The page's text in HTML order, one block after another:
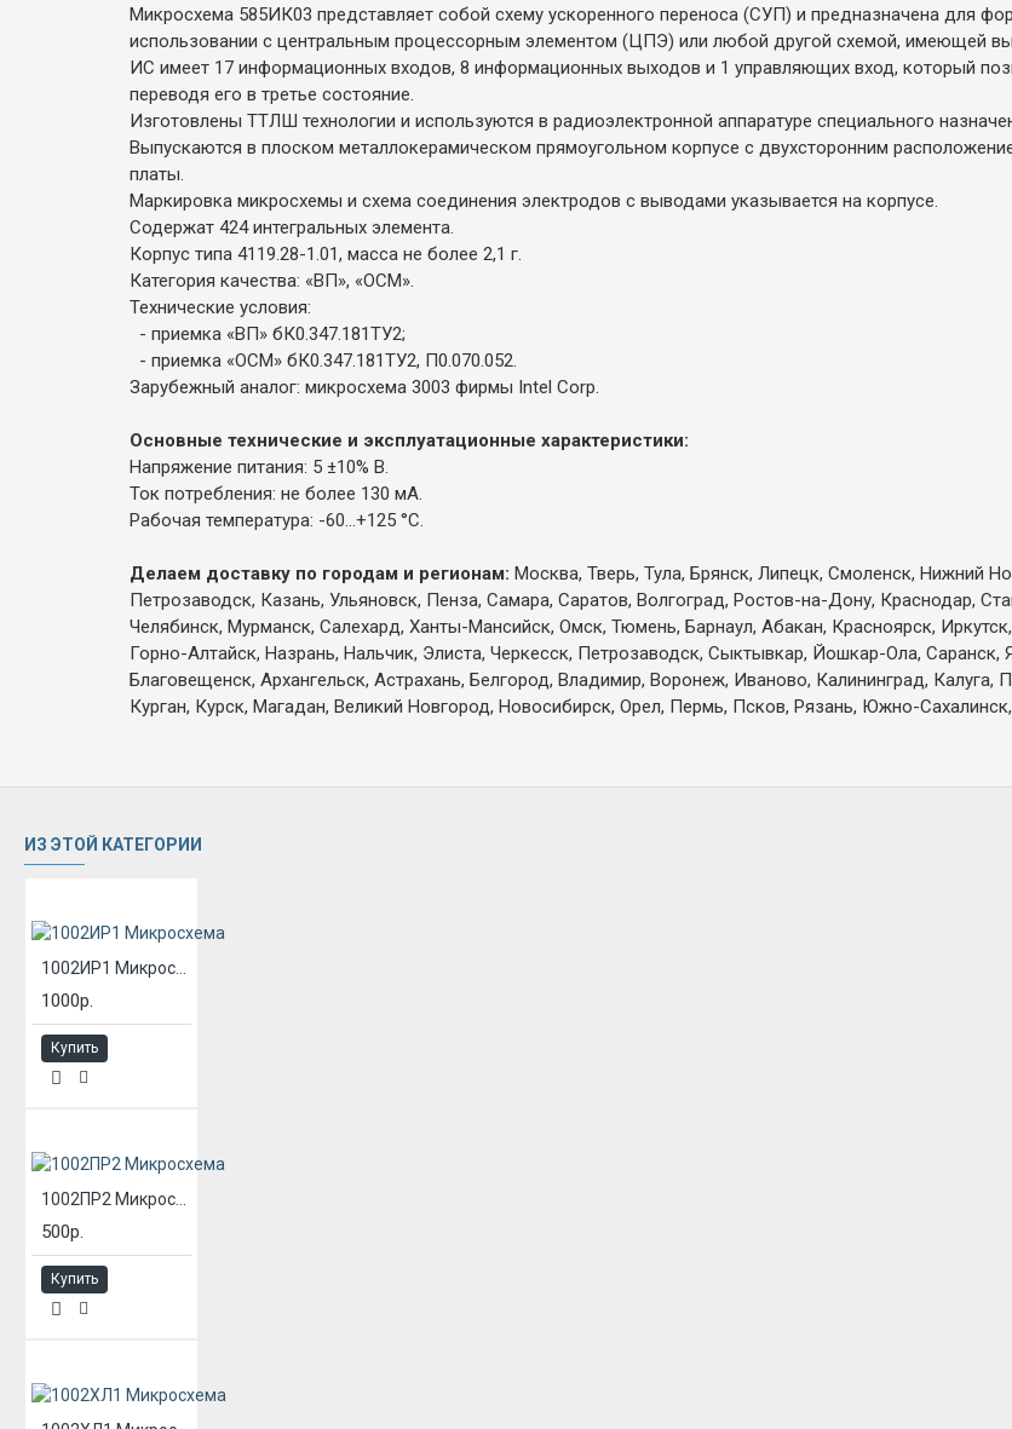
Микросхема 585ИК03 представляет собой схему ускоренного переноса (СУП) и предназначена для
использовании с центральным процессорным элементом (ЦПЭ) или любой другой схемой, имеющей
ИС имеет 17 информационных входов, 8 информационных выходов и 1 управляющих вход, который
переводя его в третье состояние.
Изготовлены ТТЛШ технологии и используются в радиоэлектронной аппаратуре специального
Выпускаются в плоском металлокерамическом прямоугольном корпусе с двухсторонним
платы.
Маркировка микросхемы и схема соединения электродов с выводами указывается на корпусе.
Содержат 424 интегральных элемента.
Корпус типа 4119.28-1.01, масса не более 2,1 г.
Категория качества: «ВП», «ОСМ».
Технические условия:
- приемка «ВП» бК0.347.181ТУ2;
- приемка «ОСМ» бК0.347.181ТУ2, П0.070.052.
Зарубежный аналог: микросхема 3003 фирмы Intel Corp.
Основные технические и эксплуатационные характеристики:
Напряжение питания: 5 ±10% В.
Ток потребления: не более 130 мА.
Рабочая температура: -60...+125 °С.
Делаем доставку по городам и регионам: Москва, Тверь, Тула, Брянск, Липецк, Смоленск, Нижний
Петрозаводск, Казань, Ульяновск, Пенза, Самара, Саратов, Волгоград, Ростов-на-Дону, Краснодар,
Челябинск, Мурманск, Салехард, Ханты-Мансийск, Омск, Тюмень, Барнаул, Абакан, Красноярск,
Горно-Алтайск, Назрань, Нальчик, Элиста, Черкесск, Петрозаводск, Сыктывкар, Йошкар-Ола,
Благовещенск, Архангельск, Астрахань, Белгород, Владимир, Воронеж, Иваново, Калининград,
Курган, Курск, Магадан, Великий Новгород, Новосибирск, Орел, Пермь, Псков, Рязань, Южно-
ИЗ ЭТОЙ КАТЕГОРИИ
1000р.
Купить
500р.
Купить